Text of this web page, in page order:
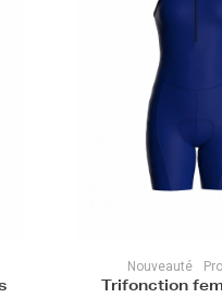
Trifonction